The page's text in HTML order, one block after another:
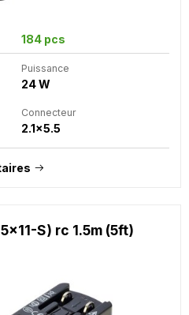
184 pcs
Puissance
24 W
Connecteur
2.1x5.5
S) rc 1.5m (5ft)